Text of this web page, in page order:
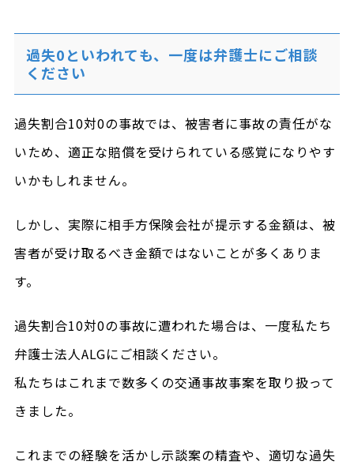
過失0といわれても、一度は弁護士にご相談
ください
過失割合10対0の事故では、被害者に事故の責任がな
いため、適正な賠償を受けられている感覚になりやす
いかもしれません。
しかし、実際に相手方保険会社が提示する金額は、被
害者が受け取るべき金額ではないことが多くありま
す。
過失割合10対0の事故に遭われた場合は、一度私たち
弁護士法人ALGにご相談ください。
私たちはこれまで数多くの交通事故事案を取り扱って
きました。
これまでの経験を活かし示談案の精査や、適切な過失